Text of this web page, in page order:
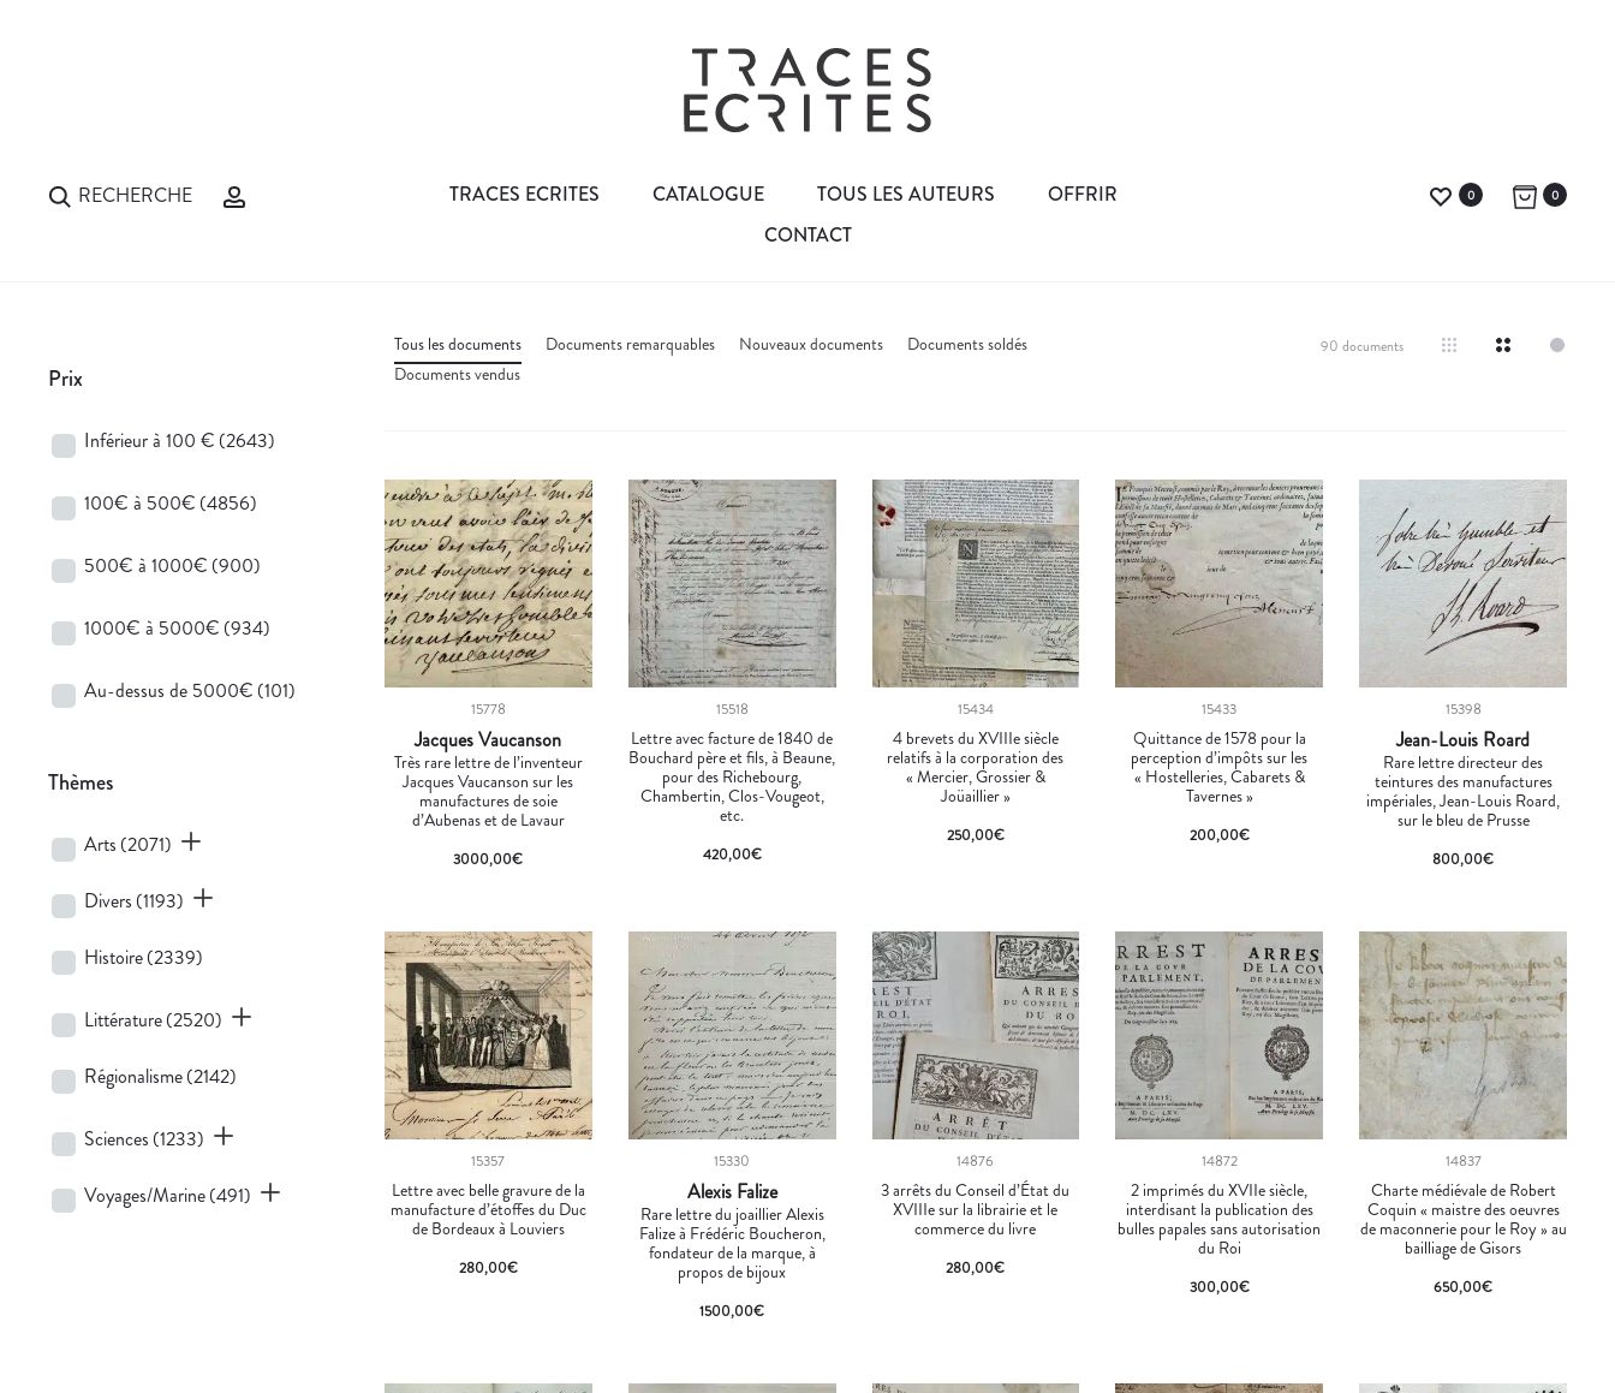
RECHERCHE TRACES ECRITES CATALOGUE TOUS LES AUTEURS
OFFRIR
CONTACT
0 0
Tous les documents Documents remarquables Nouveaux documents
Documents soldés
Documents vendus
90 documents
15778
Jacques Vaucanson
Très rare lettre de l’inventeur
Jacques Vaucanson sur les
manufactures de soie
d’Aubenas et de Lavaur
3000,00€
15518
Lettre avec facture de 1840 de
Bouchard père et fils, à Beaune,
pour des Richebourg,
Chambertin, Clos-Vougeot,
etc.
420,00€
15434
4 brevets du XVIIIe siècle
relatifs à la corporation des
« Mercier, Grossier &
Joüaillier »
250,00€
15433
Quittance de 1578 pour la
perception d’impôts sur les
« Hostelleries, Cabarets &
Tavernes »
200,00€
15398
Jean-Louis Roard
Rare lettre directeur des
teintures des manufactures
impériales, Jean-Louis Roard,
sur le bleu de Prusse
800,00€
15357
Lettre avec belle gravure de la
manufacture d’étoffes du Duc
de Bordeaux à Louviers
280,00€
15330
Alexis Falize
Rare lettre du joaillier Alexis
Falize à Frédéric Boucheron,
fondateur de la marque, à
propos de bijoux
1500,00€
14876
3 arrêts du Conseil d’État du
XVIIIe sur la librairie et le
commerce du livre
280,00€
14872
2 imprimés du XVIIe siècle,
interdisant la publication des
bulles papales sans autorisation
du Roi
300,00€
14837
Charte médiévale de Robert
Coquin « maistre des oeuvres
de maconnerie pour le Roy » au
bailliage de Gisors
650,00€
Prix
Inférieur à 100 € (2643)
100€ à 500€ (4856)
500€ à 1000€ (900)
1000€ à 5000€ (934)
Au-dessus de 5000€ (101)
Thèmes
Arts (2071)
Divers (1193)
Histoire(2339)
Littérature(2520)
Régionalisme(2142)
Sciences (1233)
Voyages/Marine(491)